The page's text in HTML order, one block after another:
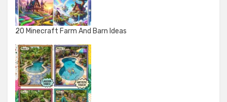
20 Minecraft Farm And Barn Ideas